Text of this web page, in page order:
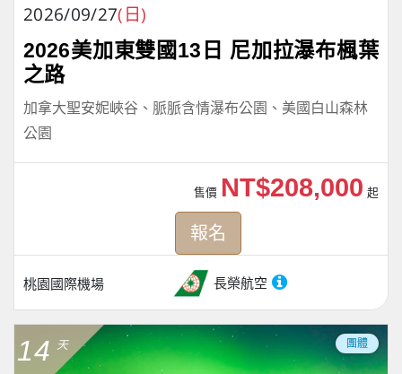
2026/09/27(日)
2026美加東雙國13日 尼加拉瀑布楓葉
之路
加拿大聖安妮峽谷、脈脈含情瀑布公園、美國白山森林
公園
桃園國際機場 長榮航空
售價 NT$208,000 起
報名
14 天 團體